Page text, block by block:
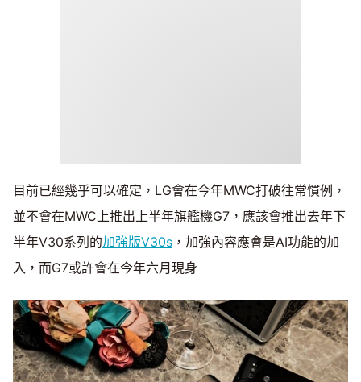
目前已經幾乎可以確定，LG會在今年MWC打破往常慣例，
並不會在MWC上推出上半年旗艦機G7，應該會推出去年下
半年V30系列的加強版V30s ，加強內容應會是AI功能的加
入，而G7或許會在今年六月現身